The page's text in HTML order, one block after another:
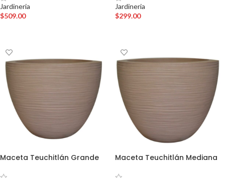
Jardineria
$509.00
Jardineria
$299.00
Maceta Teuchitlán Grande Maceta Teuchitlán Mediana